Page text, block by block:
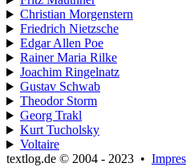
Christian Morgenstern
Friedrich Nietzsche
Edgar Allen Poe
Rainer Maria Rilke
Joachim Ringelnatz
Gustav Schwab
Theodor Storm
Georg Trakl
Kurt Tucholsky
Voltaire
textlog.de © 2004 - 2023 •